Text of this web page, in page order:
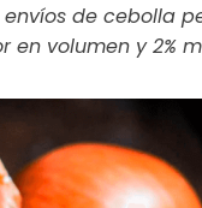
de cebolla
en volumen y 2%